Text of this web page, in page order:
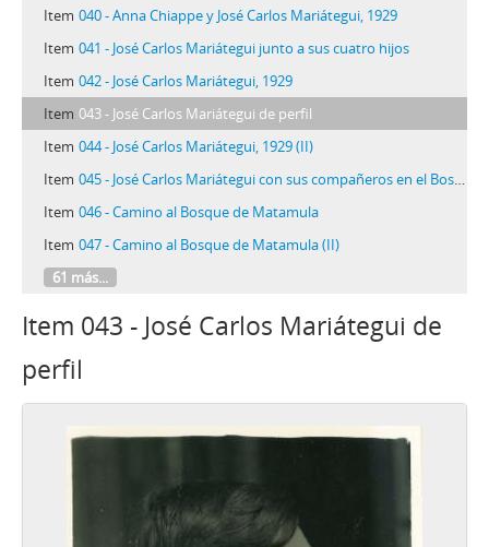
Item 040 - Anna Chiappe y José Carlos Mariátegui, 1929
Item 041 - José Carlos Mariátegui junto a sus cuatro hijos
Item 042 - José Carlos Mariátegui, 1929
Item 043 - José Carlos Mariátegui de perfil
Item 044 - José Carlos Mariátegui, 1929 (II)
Item 045 - José Carlos Mariátegui con sus compañeros en el Bosque de Matamula
Item 046 - Camino al Bosque de Matamula
Item 047 - Camino al Bosque de Matamula (II)
61 más...
Item 043 - José Carlos Mariátegui de
perfil